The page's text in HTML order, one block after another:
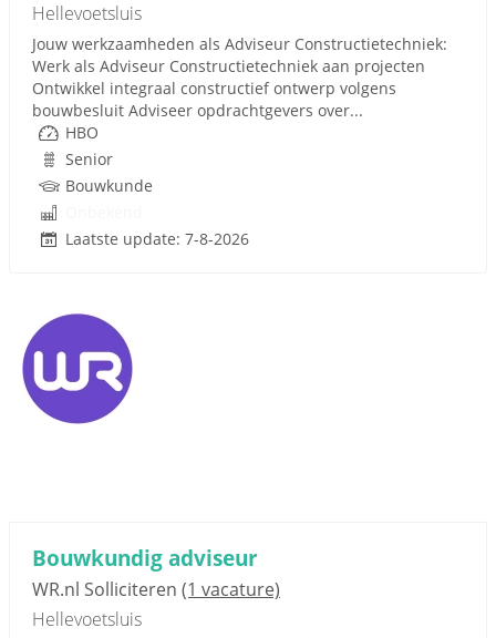
Hellevoetsluis
Jouw werkzaamheden als Adviseur Constructietechniek:
Werk als Adviseur Constructietechniek aan projecten
Ontwikkel integraal constructief ontwerp volgens
bouwbesluit Adviseer opdrachtgevers over...
HBO
Senior
Bouwkunde
Laatste update: 7-8-2026
Bouwkundig adviseur
WR.nl Solliciteren (1 vacature)
Hellevoetsluis